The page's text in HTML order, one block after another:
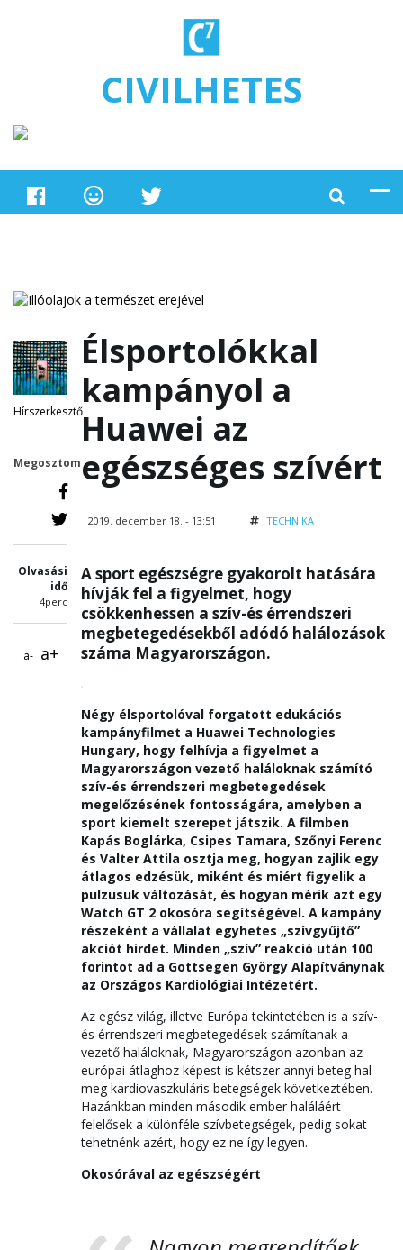
CIVILHETES
Hírszerkesztő
Megosztom
Olvasási
idő
4perc
a- a+
Élsportolókkal
kampányol a
Huawei az
egészséges szívért
2019. december 18. - 13:51 TECHNIKA
A sport egészségre gyakorolt hatására
hívják fel a figyelmet, hogy
csökkenhessen a szív-és érrendszeri
megbetegedésekből adódó halálozások
száma Magyarországon.
Négy élsportolóval forgatott edukációs
kampányfilmet a Huawei Technologies
Hungary, hogy felhívja a figyelmet a
Magyarországon vezető haláloknak számító
szív-és érrendszeri megbetegedések
megelőzésének fontosságára, amelyben a
sport kiemelt szerepet játszik. A filmben
Kapás Boglárka, Csipes Tamara, Szőnyi Ferenc
és Valter Attila osztja meg, hogyan zajlik egy
átlagos edzésük, miként és miért figyelik a
pulzusuk változását, és hogyan mérik azt egy
Watch GT 2 okosóra segítségével. A kampány
részeként a vállalat egyhetes „szívgyűjtő”
akciót hirdet. Minden „szív” reakció után 100
forintot ad a Gottsegen György Alapítványnak
az Országos Kardiológiai Intézetért.
Az egész világ, illetve Európa tekintetében is a szív-
és érrendszeri megbetegedések számítanak a
vezető haláloknak, Magyarországon azonban az
európai átlaghoz képest is kétszer annyi beteg hal
meg kardiovaszkuláris betegségek következtében.
Hazánkban minden második ember haláláért
felelősek a különféle szívbetegségek, pedig sokat
tehetnénk azért, hogy ez ne így legyen.
Okosórával az egészségért